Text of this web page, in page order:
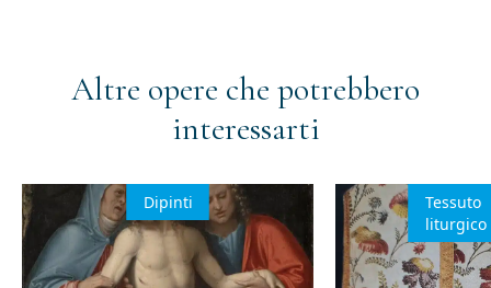
Altre opere che potrebbero
interessarti
Dipinti
Tessuto
liturgico
(Obbligatorio)
Materiale
informativo
(Obbligatorio)
Acconsento all'invio di materiale informativo
(Obbligatorio)